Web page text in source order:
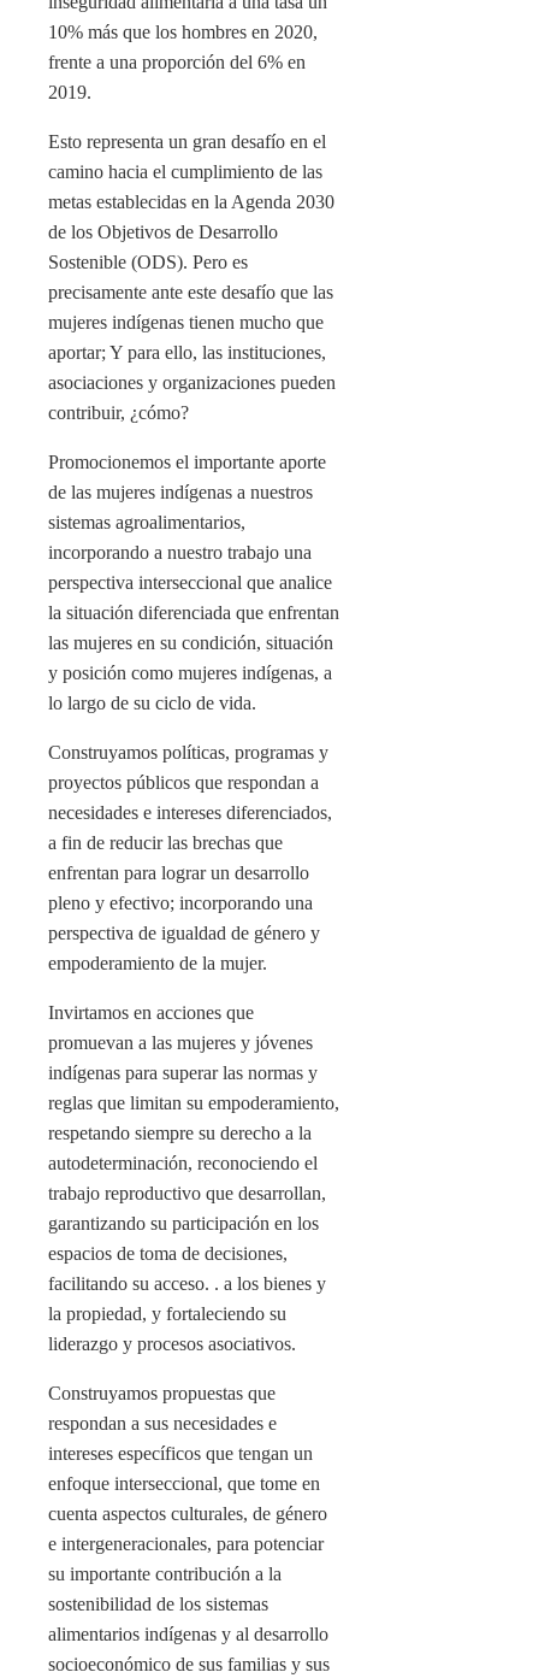
10% más que los hombres en 2020,
frente a una proporción del 6% en
2019.
Esto representa un gran desafío en el
camino hacia el cumplimiento de las
metas establecidas en la Agenda 2030
de los Objetivos de Desarrollo
Sostenible (ODS). Pero es
precisamente ante este desafío que las
mujeres indígenas tienen mucho que
aportar; Y para ello, las instituciones,
asociaciones y organizaciones pueden
contribuir, ¿cómo?
Promocionemos el importante aporte
de las mujeres indígenas a nuestros
sistemas agroalimentarios,
incorporando a nuestro trabajo una
perspectiva interseccional que analice
la situación diferenciada que enfrentan
las mujeres en su condición, situación
y posición como mujeres indígenas, a
lo largo de su ciclo de vida.
Construyamos políticas, programas y
proyectos públicos que respondan a
necesidades e intereses diferenciados,
a fin de reducir las brechas que
enfrentan para lograr un desarrollo
pleno y efectivo; incorporando una
perspectiva de igualdad de género y
empoderamiento de la mujer.
Invirtamos en acciones que
promuevan a las mujeres y jóvenes
indígenas para superar las normas y
reglas que limitan su empoderamiento,
respetando siempre su derecho a la
autodeterminación, reconociendo el
trabajo reproductivo que desarrollan,
garantizando su participación en los
espacios de toma de decisiones,
facilitando su acceso. . a los bienes y
la propiedad, y fortaleciendo su
liderazgo y procesos asociativos.
Construyamos propuestas que
respondan a sus necesidades e
intereses específicos que tengan un
enfoque interseccional, que tome en
cuenta aspectos culturales, de género
e intergeneracionales, para potenciar
su importante contribución a la
sostenibilidad de los sistemas
alimentarios indígenas y al desarrollo
socioeconómico de sus familias y sus